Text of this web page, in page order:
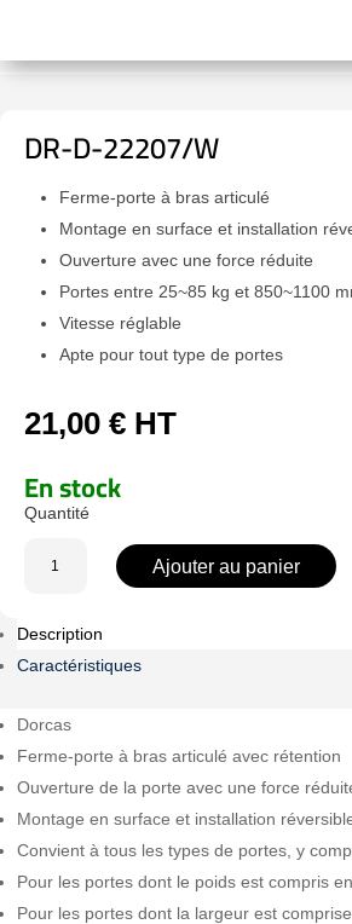
DR-D-22207/W
Ferme-porte à bras articulé
Montage en surface et installation
Ouverture avec une force réduite
Portes entre 25~85 kg et 850~1100
Vitesse réglable
Apte pour tout type de portes
21,00 € HT
En stock
D-
22207/W
Ajouter au panier
Description
Caractéristiques
Dorcas
Ferme-porte à bras articulé avec rétention
Ouverture de la porte avec une force
Montage en surface et installation
Convient à tous les types de portes, y
Pour les portes dont le poids est compris
Pour les portes dont la largeur est